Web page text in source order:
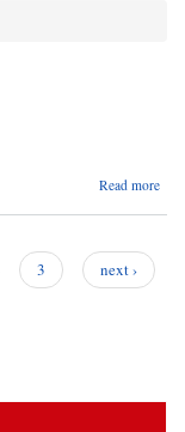
Read more
3
next ›